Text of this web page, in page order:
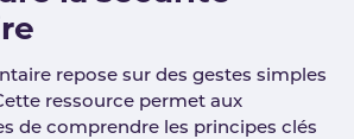
repose sur des gestes simples
ressource permet aux
de comprendre les principes clés